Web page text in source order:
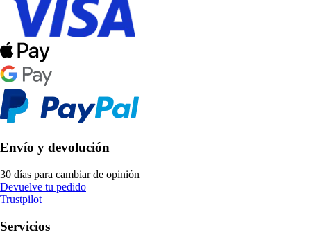
Envío y devolución
30 días para cambiar de opinión
Devuelve tu pedido
Trustpilot
Servicios